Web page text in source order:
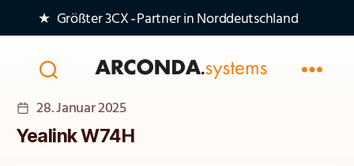
★ Größter 3CX‑Partner in Norddeutschland
Veröffentlichungsdatum
28. Januar 2025
Yealink W74H